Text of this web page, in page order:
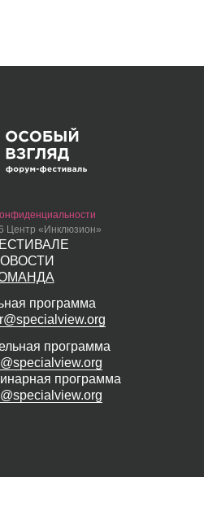
Центр «Инклюзион»
программа
программа
программа